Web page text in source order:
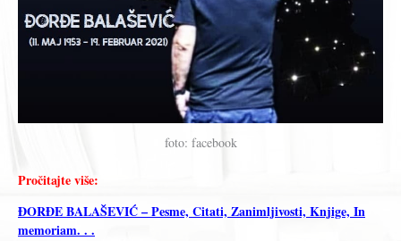
foto: facebook
Pročitajte više:
ĐORĐE BALAŠEVIĆ – Pesme, Citati, Zanimljivosti, Knjige, In
memoriam. . .